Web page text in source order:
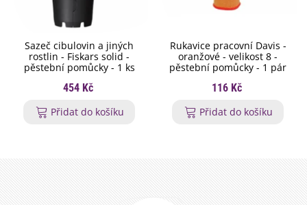
Sazeč cibulovin a jiných
rostlin - Fiskars solid -
pěstební pomůcky - 1 ks
454 Kč
Přidat do košíku
Rukavice pracovní Davis -
oranžové - velikost 8 -
pěstební pomůcky - 1 pár
116 Kč
Přidat do košíku